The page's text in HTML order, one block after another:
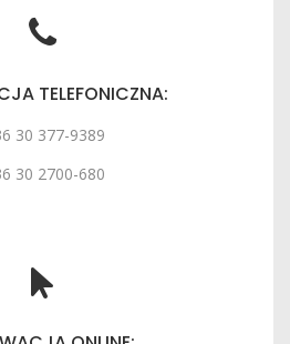
TELEFONICZNA:
30 377-9389
30 2700-680